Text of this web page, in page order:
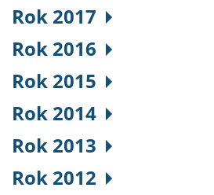
Rok 2017
Rok 2016
Rok 2015
Rok 2014
Rok 2013
Rok 2012